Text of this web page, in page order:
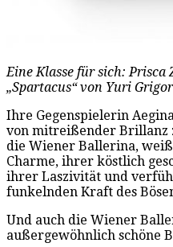
Eine Klasse für sich: Prisca
„Spartacus“ von Yuri
Ihre Gegenspielerin
von mitreißender Brillanz
die Wiener Ballerina,
Charme, ihrer köstlich
ihrer Laszivität und
funkelnden Kraft des
Und auch die Wiener
außergewöhnlich schöne